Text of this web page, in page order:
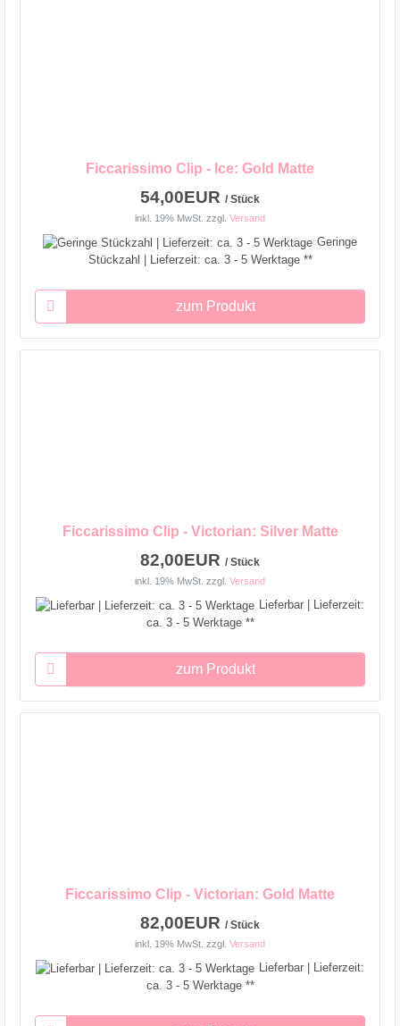
Ficcarissimo Clip - Ice: Gold Matte
54,00EUR / Stück
inkl. 19% MwSt. zzgl. Versand
Geringe
Stückzahl | Lieferzeit: ca. 3 - 5 Werktage **
zum Produkt
Ficcarissimo Clip - Victorian: Silver Matte
82,00EUR / Stück
inkl. 19% MwSt. zzgl. Versand
Lieferbar | Lieferzeit:
ca. 3 - 5 Werktage **
zum Produkt
Ficcarissimo Clip - Victorian: Gold Matte
82,00EUR / Stück
inkl. 19% MwSt. zzgl. Versand
Lieferbar | Lieferzeit:
ca. 3 - 5 Werktage **